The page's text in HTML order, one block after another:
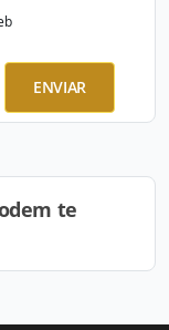
ENVIAR
te